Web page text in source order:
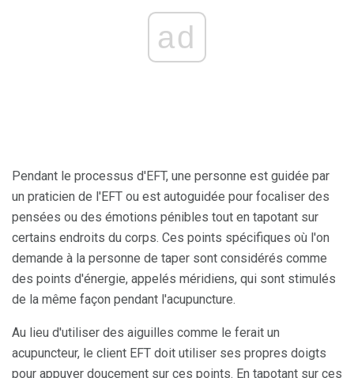
ad
Pendant le processus d'EFT, une personne est guidée par
un praticien de l'EFT ou est autoguidée pour focaliser des
pensées ou des émotions pénibles tout en tapotant sur
certains endroits du corps. Ces points spécifiques où l'on
demande à la personne de taper sont considérés comme
des points d'énergie, appelés méridiens, qui sont stimulés
de la même façon pendant l'acupuncture.
Au lieu d'utiliser des aiguilles comme le ferait un
acupuncteur, le client EFT doit utiliser ses propres doigts
pour appuyer doucement sur ces points. En tapotant sur ces